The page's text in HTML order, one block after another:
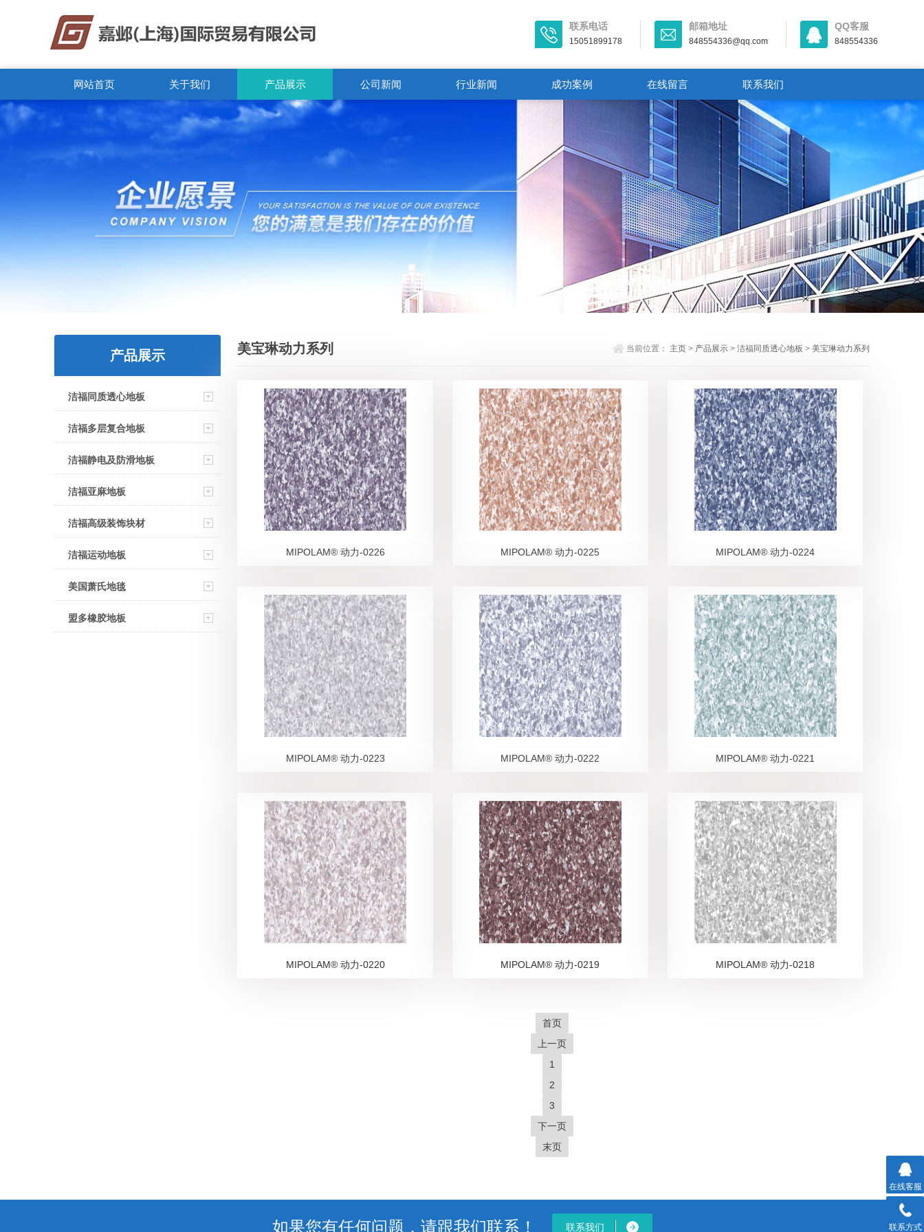
联系电话
15051899178
邮箱地址
848554336@qq.com
QQ客服
848554336
网站首页 关于我们 产品展示 公司新闻 行业新闻 成功案例 在线留言 联系我们
产品展示
洁福同质透心地板
洁福多层复合地板
洁福静电及防滑地板
洁福亚麻地板
洁福高级装饰块材
洁福运动地板
美国萧氏地毯
盟多橡胶地板
美宝琳动力系列 当前位置： 主页> 产品展示> 洁福同质透心地板 > 美宝琳动力系列
MIPOLAM® 动力-0226 MIPOLAM® 动力-0225 MIPOLAM® 动力-0224
MIPOLAM® 动力-0223 MIPOLAM® 动力-0222 MIPOLAM® 动力-0221
MIPOLAM® 动力-0220 MIPOLAM® 动力-0219 MIPOLAM® 动力-0218
首页
上一页
1
2
3
下一页
末页
如果您有任何问题，请跟我们联系！ 联系我们
在线客服
联系方式